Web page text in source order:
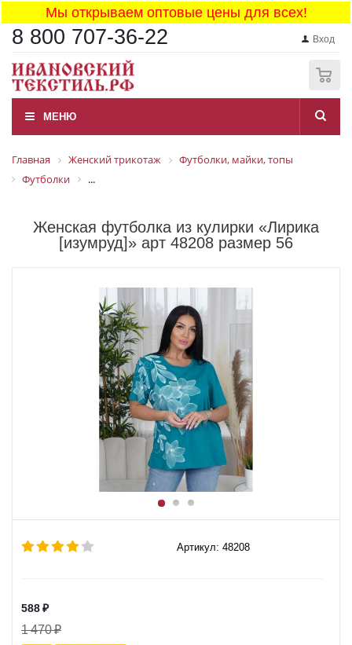
Мы открываем оптовые цены для всех!
8 800 707-36-22 Вход
МЕНЮ
Главная Женский трикотаж
Футболки, майки, топы
Футболки
...
Женская футболка из кулирки «Лирика
[изумруд]» арт 48208 размер 56
Артикул: 48208
588₽
1 470₽